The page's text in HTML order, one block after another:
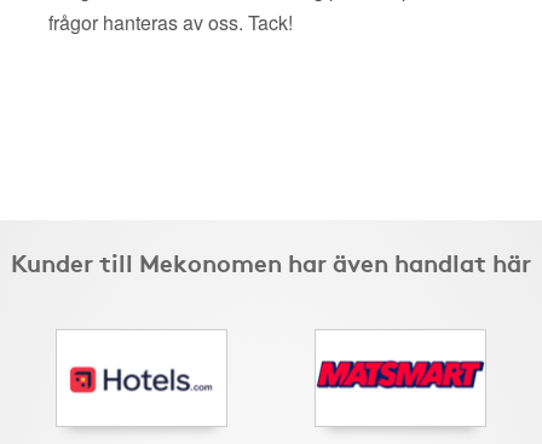
frågor hanteras av oss. Tack!
Kunder till Mekonomen har även handlat här